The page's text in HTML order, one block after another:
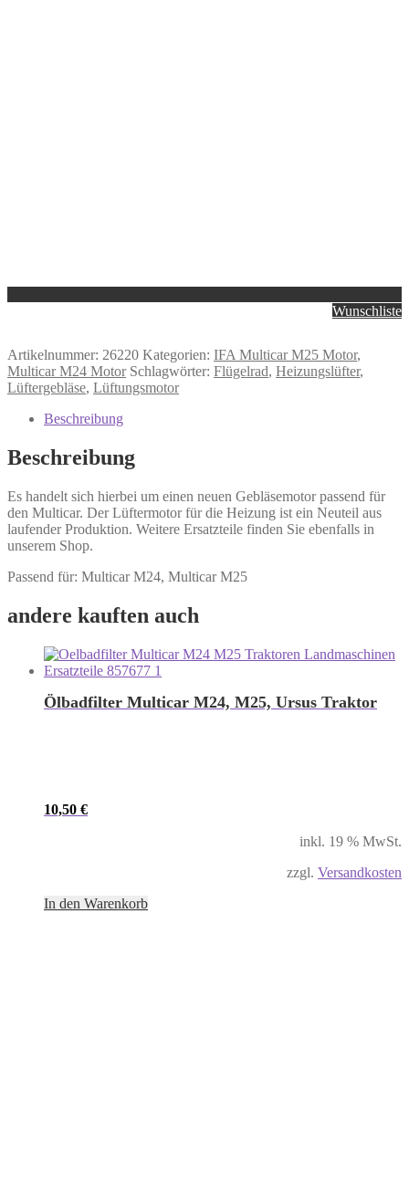
Wunschliste
Artikelnummer: 26220 Kategorien: IFA Multicar M25 Motor,
Multicar M24 Motor Schlagwörter: Flügelrad, Heizungslüfter,
Lüftergebläse, Lüftungsmotor
Beschreibung
Beschreibung
Es handelt sich hierbei um einen neuen Gebläsemotor passend für
den Multicar. Der Lüftermotor für die Heizung ist ein Neuteil aus
laufender Produktion. Weitere Ersatzteile finden Sie ebenfalls in
unserem Shop.
Passend für: Multicar M24, Multicar M25
andere kauften auch
Ölbadfilter Multicar M24, M25, Ursus Traktor
10,50 €
inkl. 19 % MwSt.
zzgl. Versandkosten
In den Warenkorb